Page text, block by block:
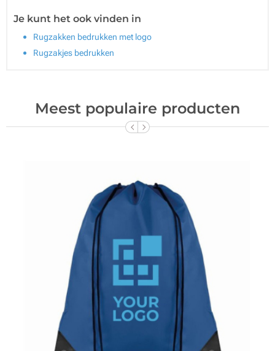
Je kunt het ook vinden in
Rugzakken bedrukken met logo
Rugzakjes bedrukken
Meest populaire producten